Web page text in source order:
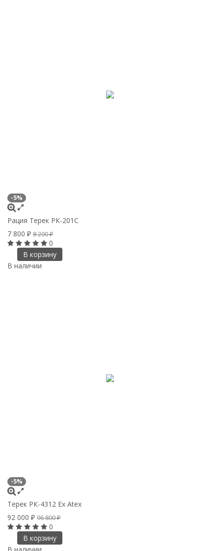
-5%
Рация Терек РК-201С
7 800 ₽ 8 200₽
0
В корзину
В наличии
-5%
Терек РК-4312 Ex Atex
92 000 ₽ 96 800₽
0
В корзину